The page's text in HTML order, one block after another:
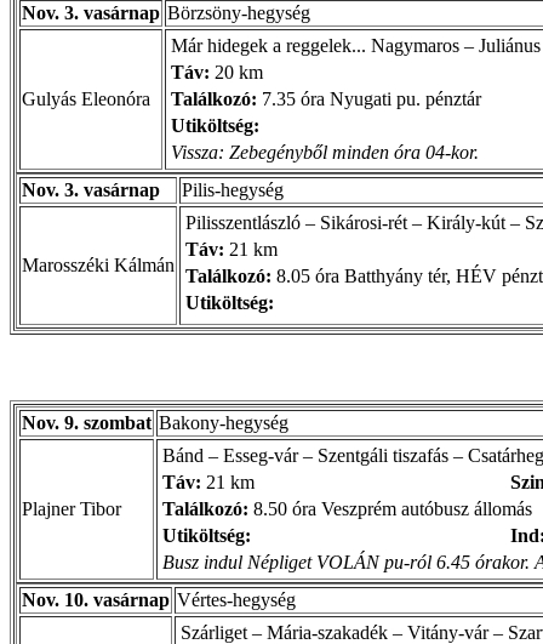
Nov. 3. vasárnap Börzsöny-hegység
Gulyás Eleonóra
Már hidegek a reggelek... Nagymaros –
Táv: 20 km
Találkozó: 7.35 óra Nyugati pu. pénztár
Utiköltség:
Vissza: Zebegényből minden óra 04-kor.
Nov. 3. vasárnap
Pilis-hegység
Marosszéki Kálmán
Pilisszentlászló – Sikárosi-rét – Király-kút –
Táv: 21 km
Találkozó: 8.05 óra Batthyány tér, HÉV
Utiköltség:
Nov. 9. szombat Bakony-hegység
Plajner Tibor
Bánd – Esseg-vár – Szentgáli tiszafás –
Táv: 21 km
Találkozó: 8.50 óra Veszprém autóbusz állomás
Utiköltség:
Busz indul Népliget VOLÁN pu-ról 6.45 órakor.
Nov. 10. vasárnap Vértes-hegység
Szárliget – Mária-szakadék – Vitány-vár –